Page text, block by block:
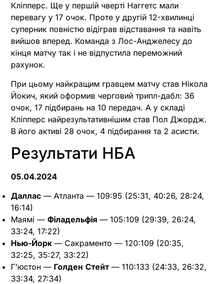
Кліпперс. Ще у першій чверті Наггетс мали
перевагу у 17 очок. Проте у другій 12-хвилинці
суперник повністю відіграв відставання та навіть
вийшов вперед. Команда з Лос-Анджелесу до
кінця матчу так і не відпустила переможний
рахунок.
При цьому найкращим гравцем матчу став Нікола
Йокич, який оформив черговий трипл-дабл: 36
очок, 17 підбирань на 10 передач. А у складі
Кліпперс найрезультативнішим став Пол Джордж.
В його активі 28 очок, 4 підбирання та 2 асисти.
Результати НБА
05.04.2024
Даллас — Атланта — 109:95 (25:31, 40:26, 28:24,
16:14)
Маямі — Філадельфія — 105:109 (29:39, 26:24,
33:24, 17:22)
Нью-Йорк — Сакраменто — 120:109 (20:35,
32:25, 35:27, 33:22)
Г’юстон — Голден Стейт — 110:133 (24:33, 26:32,
33:34, 27:34)